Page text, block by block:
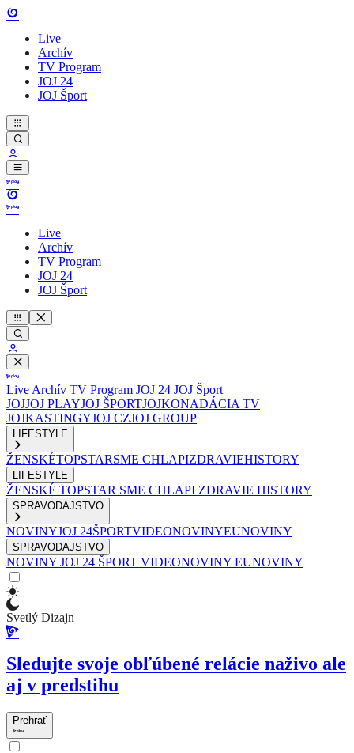
Live
Archív
TV Program
JOJ 24
JOJ Šport
Live
Archív
TV Program
JOJ 24
JOJ Šport
Live Archív TV Program JOJ 24 JOJ Šport
JOJJOJ PLAYJOJ ŠPORTJOJKONADÁCIA TV
JOJKASTINGYJOJ CZJOJ GROUP
LIFESTYLE
ŽENSKÉTOPSTARSME CHLAPIZDRAVIEHISTORY
LIFESTYLE
ŽENSKÉ TOPSTAR SME CHLAPI ZDRAVIE HISTORY
SPRAVODAJSTVO
NOVINYJOJ 24ŠPORTVIDEONOVINYEUNOVINY
SPRAVODAJSTVO
NOVINY JOJ 24 ŠPORT VIDEONOVINY EUNOVINY
Svetlý Dizajn
Sledujte svoje obľúbené relácie naživo ale
aj v predstihu
Prehrať